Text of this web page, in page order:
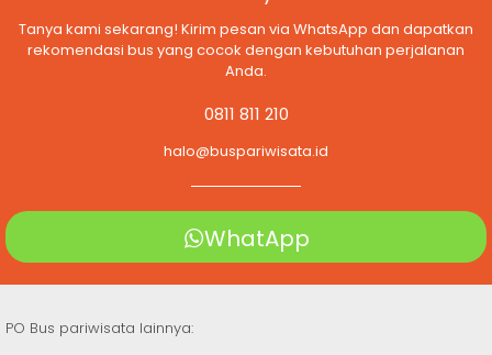
Tanya kami sekarang! Kirim pesan via WhatsApp dan dapatkan
rekomendasi bus yang cocok dengan kebutuhan perjalanan
Anda.
0811 811 210
halo@buspariwisata.id
WhatApp
PO Bus pariwisata lainnya: